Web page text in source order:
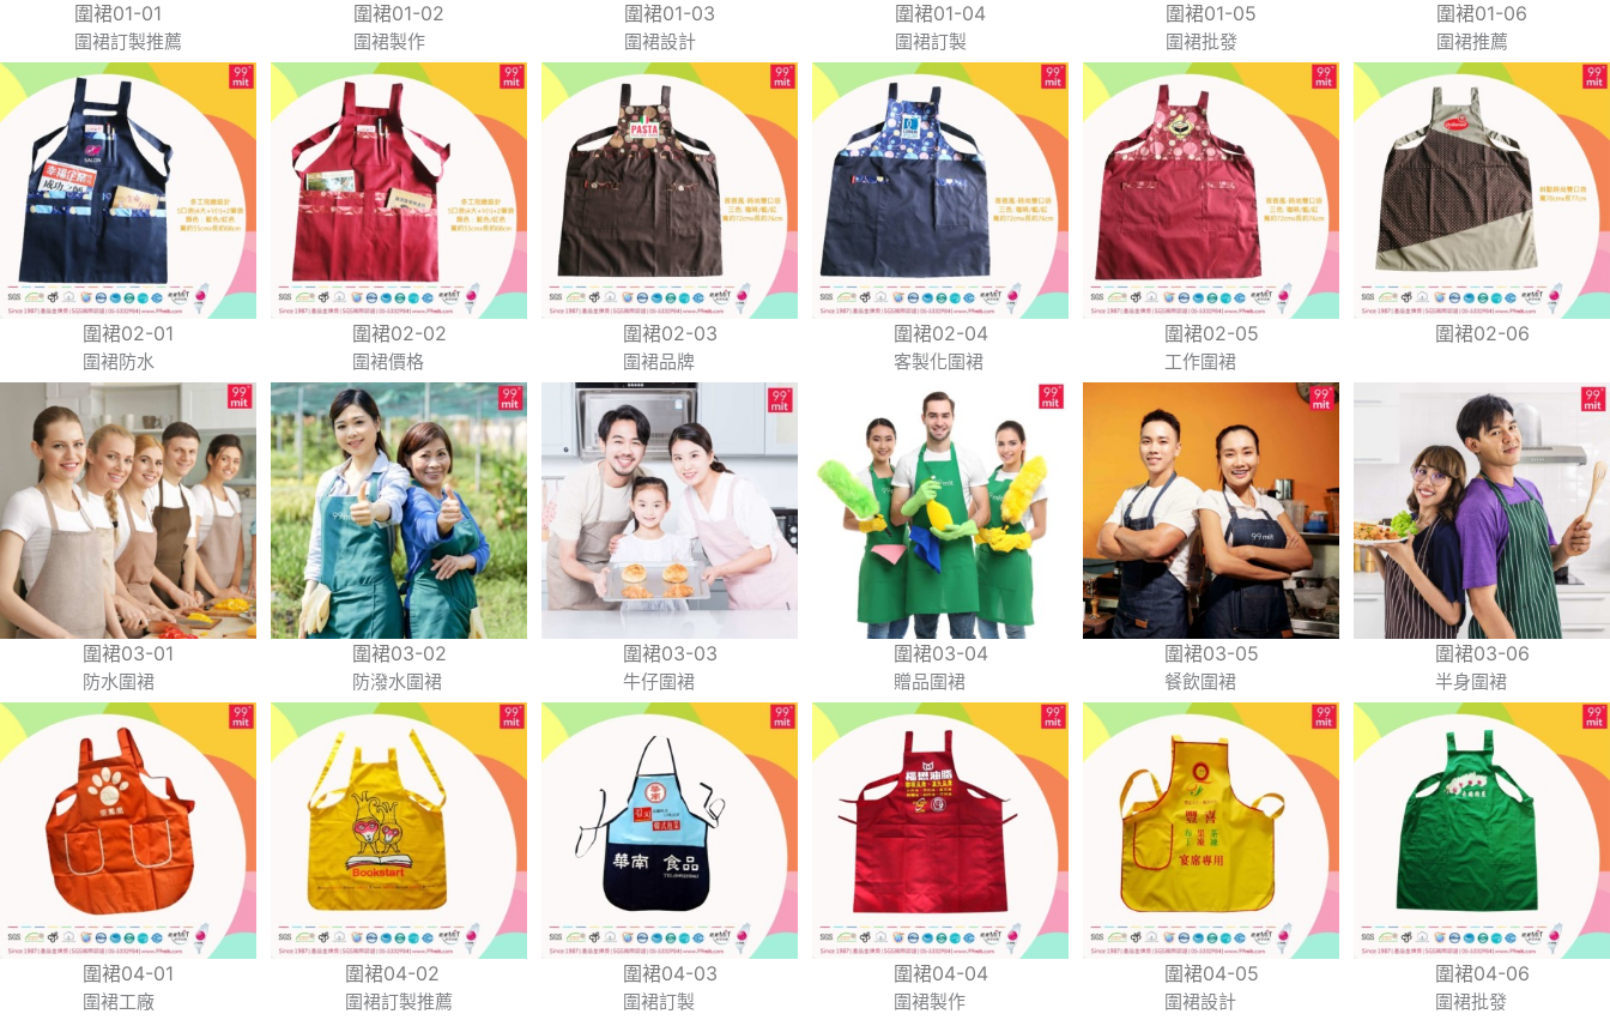
圍裙01-01
圍裙訂製推薦
圍裙01-02
圍裙製作
圍裙01-03
圍裙設計
圍裙01-04
圍裙訂製
圍裙01-05
圍裙批發
圍裙01-06
圍裙推薦
圍裙02-01
圍裙防水
圍裙02-02
圍裙價格
圍裙02-03
圍裙品牌
圍裙02-04
客製化圍裙
圍裙02-05
工作圍裙
圍裙02-06
圍裙03-01
防水圍裙
圍裙03-02
防潑水圍裙
圍裙03-03
牛仔圍裙
圍裙03-04
贈品圍裙
圍裙03-05
餐飲圍裙
圍裙03-06
半身圍裙
圍裙04-01
圍裙工廠
圍裙04-02
圍裙訂製推薦
圍裙04-03
圍裙訂製
圍裙04-04
圍裙製作
圍裙04-05
圍裙設計
圍裙04-06
圍裙批發